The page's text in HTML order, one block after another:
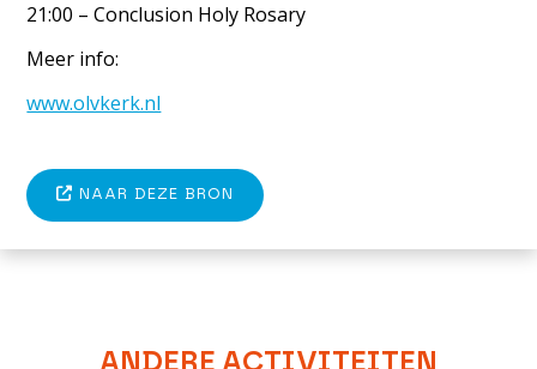
21:00 – Conclusion Holy Rosary
Meer info:
www.olvkerk.nl
NAAR DEZE BRON
ANDERE ACTIVITEITEN